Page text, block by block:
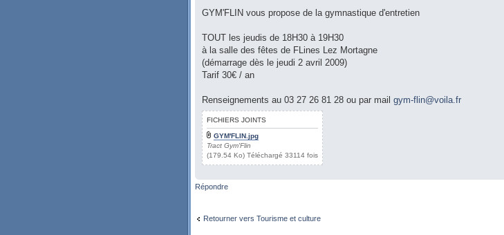
GYM'FLIN vous propose de la gymnastique d'entretien
TOUT les jeudis de 18H30 à 19H30
à la salle des fêtes de FLines Lez Mortagne
(démarrage dès le jeudi 2 avril 2009)
Tarif 30€ / an
Renseignements au 03 27 26 81 28 ou par mail gym-flin@voila.fr
FICHIERS JOINTS
GYM'FLIN.jpg
Tract Gym'Flin
(179.54 Ko) Téléchargé 33114 fois
Répondre
Retourner vers Tourisme et culture